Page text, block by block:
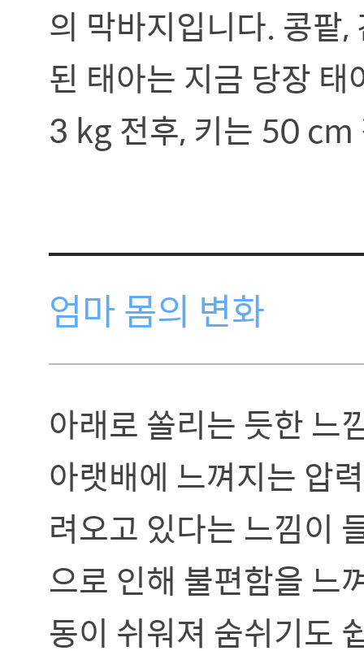
의 막바지입니다. 콩팥
된 태아는 지금 당장
3 kg 전후, 키는 50 cm
엄마 몸의 변화
아래로 쏠리는 듯한 느
아랫배에 느껴지는 압
려오고 있다는 느낌이
으로 인해 불편함을 느
동이 쉬워져 숨쉬기도